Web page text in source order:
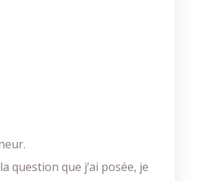
question que j’ai posée, je